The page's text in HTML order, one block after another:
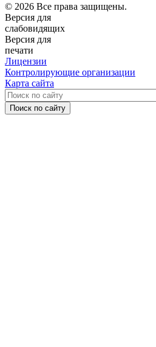
© 2026 Все права защищены.
Версия для
слабовидящих
Версия для
печати
Лицензии
Контролирующие организации
Карта сайта
Поиск по сайту